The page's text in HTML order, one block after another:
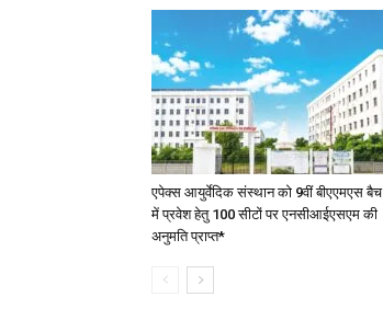
एपेक्स आयुर्वेदिक संस्थान को 9वीं बीएएमएस बैच
में प्रवेश हेतु 100 सीटों पर एनसीआईएसएम की
अनुमति प्राप्त*